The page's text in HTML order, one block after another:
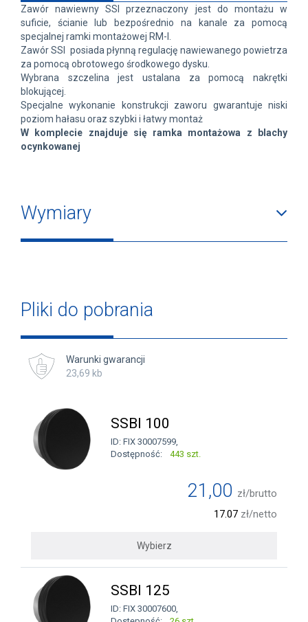
Zawór nawiewny SSI przeznaczony jest do montażu w
suficie, ścianie lub bezpośrednio na kanale za pomocą
specjalnej ramki montażowej RM-I.
Zawór SSI posiada płynną regulację nawiewanego powietrza
za pomocą obrotowego środkowego dysku.
Wybrana szczelina jest ustalana za pomocą nakrętki
blokującej.
Specjalne wykonanie konstrukcji zaworu gwarantuje niski
poziom hałasu oraz szybki i łatwy montaż
W komplecie znajduje się ramka montażowa z blachy
ocynkowanej
Wymiary
Pliki do pobrania
Warunki gwarancji
23,69 kb
SSBI 100
ID: FIX 30007599,
Dostępność:
443 szt.
21,00 zł/brutto
17.07 zł/netto
Wybierz
SSBI 125
ID: FIX 30007600,